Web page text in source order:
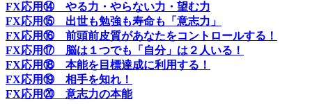
FX応用⑭ やる力・やらない力・望む力
FX応用⑮ 出世も勉強も寿命も「意志力」
FX応用⑯ 前頭前皮質があなたをコントロールする！
FX応用⑰ 脳は１つでも「自分」は２人いる！
FX応用⑱ 本能を目標達成に利用する！
FX応用⑲ 相手を知れ！
FX応用⑳ 意志力の本能